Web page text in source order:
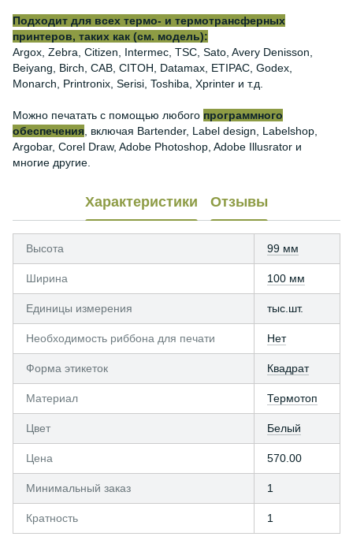
Подходит для всех термо- и термотрансферных
принтеров, таких как (см. модель):
Argox, Zebra, Citizen, Intermec, TSC, Sato, Avery Denisson,
Beiyang, Birch, CAB, CITOH, Datamax, ETIPAC, Godex,
Monarch, Printronix, Serisi, Toshiba, Xprinter и т.д.
Можно печатать с помощью любого программного
обеспечения , включая Bartender, Label design, Labelshop,
Argobar, Corel Draw, Adobe Photoshop, Adobe Illusrator и
многие другие.
Характеристики Отзывы
Высота 99 мм
Ширина 100 мм
Единицы измерения тыс.шт.
Необходимость риббона для печати Нет
Форма этикеток Квадрат
Материал Термотоп
Цвет Белый
Цена 570.00
Минимальный заказ 1
Кратность 1